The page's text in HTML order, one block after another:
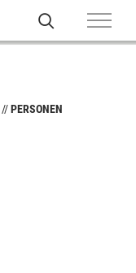
PERSONEN